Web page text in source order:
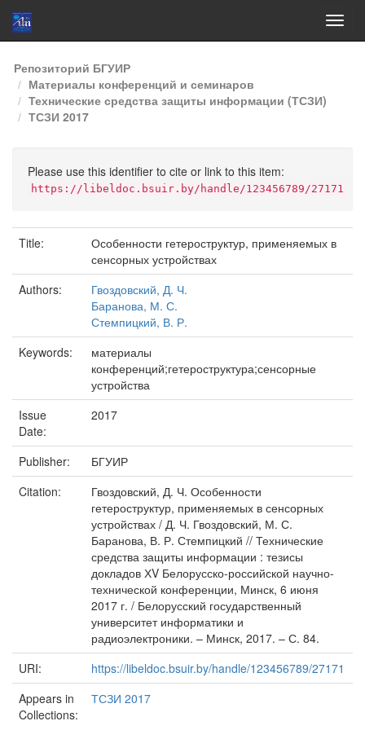
Skip
navigation
Репозиторий БГУИР
Материалы конференций и семинаров
Технические средства защиты информации (ТСЗИ)
ТСЗИ 2017
Please use this identifier to cite or link to this item:
https://libeldoc.bsuir.by/handle/123456789/27171
Title:
Особенности гетероструктур, применяемых в
сенсорных устройствах
Authors:
Гвоздовский, Д. Ч.
Баранова, М. С.
Стемпицкий, В. Р.
Keywords:
материалы
конференций;гетероструктура;сенсорные
устройства
Issue
Date:
2017
Publisher:
БГУИР
Citation:
Гвоздовский, Д. Ч. Особенности
гетероструктур, применяемых в сенсорных
устройствах / Д. Ч. Гвоздовский, М. С.
Баранова, В. Р. Стемпицкий // Технические
средства защиты информации : тезисы
докладов ХV Белорусско-российской научно-
технической конференции, Минск, 6 июня
2017 г. / Белорусский государственный
университет информатики и
радиоэлектроники. – Минск, 2017. – С. 84.
URI:
https://libeldoc.bsuir.by/handle/123456789/27171
Appears in
Collections:
ТСЗИ 2017